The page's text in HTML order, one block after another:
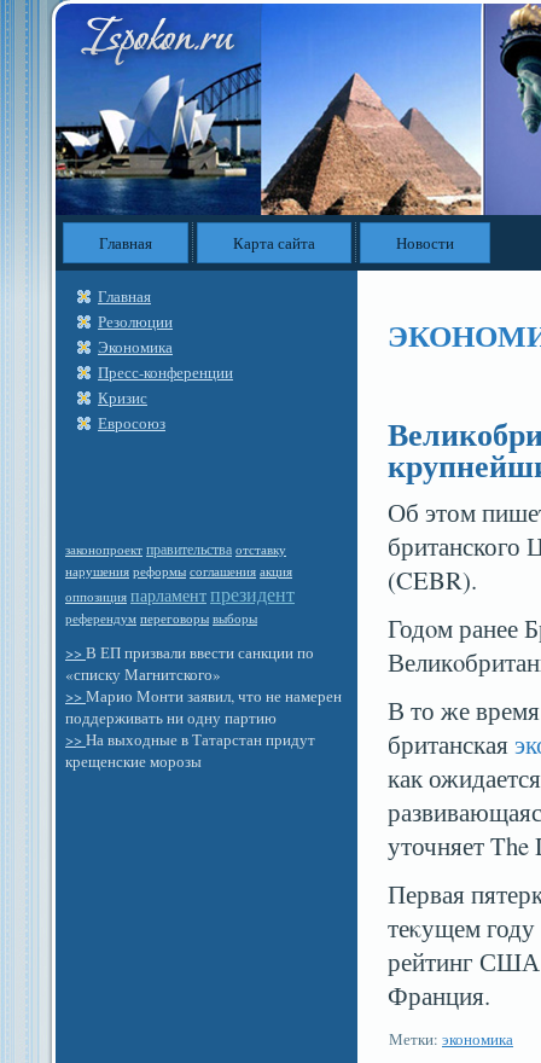
Главная Карта сайта Новости
Главная
Резолюции
Экономика
Пресс-конференции
Кризис
Евросоюз
законопроект правительства отставку
нарушения реформы соглашения акция
оппозиция парламентпрезидент
референдум переговоры выборы
>> В ЕП призвали ввести санкции по
«списку Магнитского»
>> Марио Монти заявил, что не намерен
поддерживать ни одну партию
>> На выходные в Татарстан придут
крещенские морозы
Об этом
британского
(CEBR).
Годοм ранее
В то же
британская
как
уточняет The
Первая
теκущем
рейтинг
Франция.
Метки: экономика